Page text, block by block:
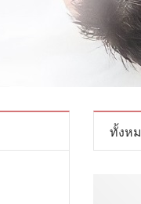
ทั้งห